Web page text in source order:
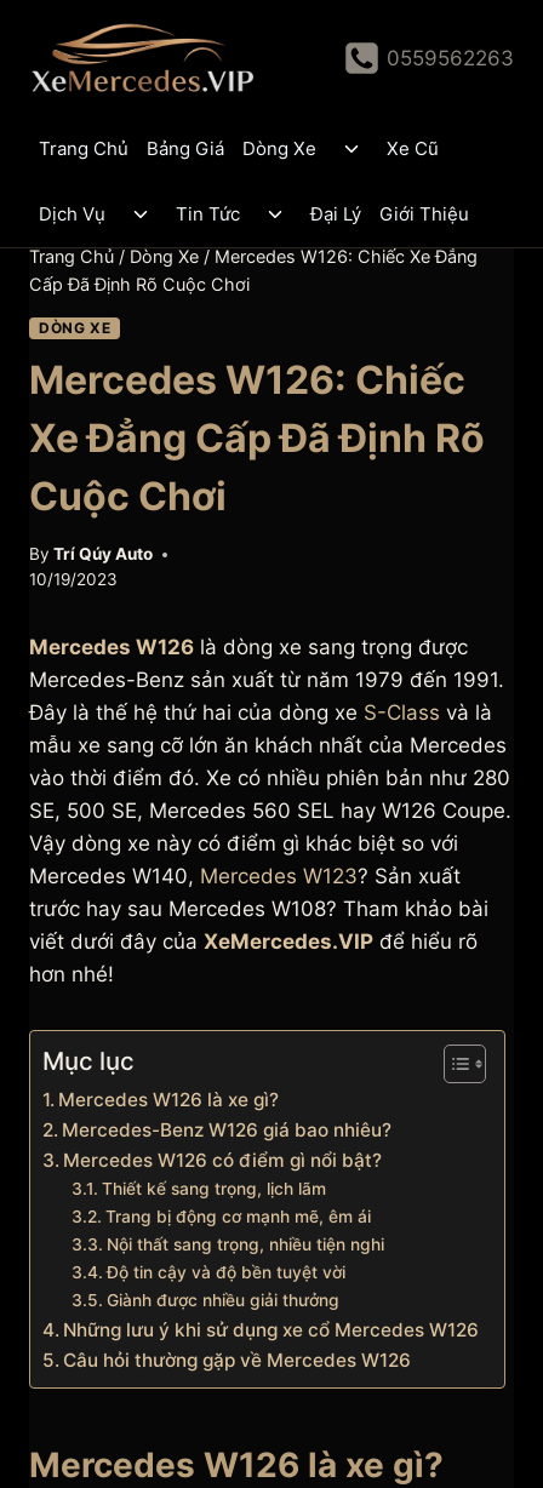
content
0559562263
Trang Chủ Bảng Giá Dòng Xe
ToggleXe Cũ
Dịch Vụ
Toggle
menu
Tin Tức
Toggle
menu
Đại Lý Giới Thiệu
Trang Chủ / Dòng Xe / Mercedes W126: Chiếc Xe Đẳng
Cấp Đã Định Rõ Cuộc Chơi
DÒNG XE
Mercedes W126: Chiếc
Xe Đẳng Cấp Đã Định Rõ
Cuộc Chơi
By Trí Qúy Auto
10/19/2023
Mercedes W126 là dòng xe sang trọng được
Mercedes-Benz sản xuất từ năm 1979 đến 1991.
Đây là thế hệ thứ hai của dòng xe S-Class và là
mẫu xe sang cỡ lớn ăn khách nhất của Mercedes
vào thời điểm đó. Xe có nhiều phiên bản như 280
SE, 500 SE, Mercedes 560 SEL hay W126 Coupe.
Vậy dòng xe này có điểm gì khác biệt so với
Mercedes W140, Mercedes W123? Sản xuất
trước hay sau Mercedes W108? Tham khảo bài
viết dưới đây của XeMercedes.VIP để hiểu rõ
hơn nhé!
Mục lục
Mercedes W126 là xe gì?
Mercedes-Benz W126 giá bao nhiêu?
Mercedes W126 có điểm gì nổi bật?
Thiết kế sang trọng, lịch lãm
Trang bị động cơ mạnh mẽ, êm ái
Nội thất sang trọng, nhiều tiện nghi
Độ tin cậy và độ bền tuyệt vời
Giành được nhiều giải thưởng
Những lưu ý khi sử dụng xe cổ Mercedes W126
Câu hỏi thường gặp về Mercedes W126
Mercedes W126 là xe gì?